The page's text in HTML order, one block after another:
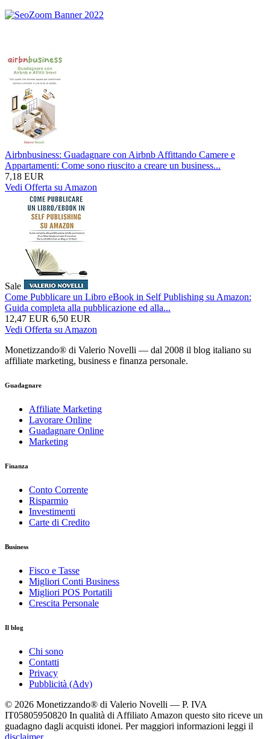
Airbnbusiness: Guadagnare con Airbnb Affittando Camere e
Appartamenti: Come sono riuscito a creare un business...
7,18 EUR
Vedi Offerta su Amazon
Sale
Come Pubblicare un Libro eBook in Self Publishing su Amazon:
Guida completa alla pubblicazione ed alla...
12,47 EUR 6,50 EUR
Vedi Offerta su Amazon
Monetizzando® di Valerio Novelli — dal 2008 il blog italiano su
affiliate marketing, business e finanza personale.
Guadagnare
Affiliate Marketing
Lavorare Online
Guadagnare Online
Marketing
Finanza
Conto Corrente
Risparmio
Investimenti
Carte di Credito
Business
Fisco e Tasse
Migliori Conti Business
Migliori POS Portatili
Crescita Personale
Il blog
Chi sono
Contatti
Privacy
Pubblicità (Adv)
© 2026 Monetizzando® di Valerio Novelli — P. IVA
IT05805950820 In qualità di Affiliato Amazon questo sito riceve un
guadagno dagli acquisti idonei. Per maggiori informazioni leggi il
disclaimer.